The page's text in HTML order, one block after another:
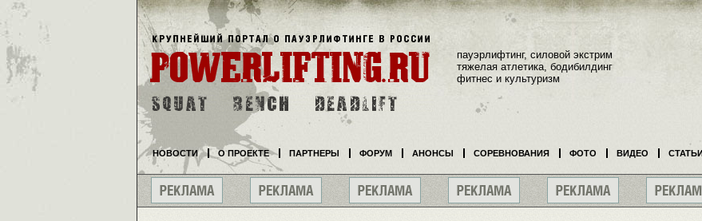
пауэрлифтинг, силовой экстрим
тяжелая атлетика, бодибилдинг
фитнес и культуризм
НОВОСТИ О ПРОЕКТЕ ПАРТНЕРЫ ФОРУМ АНОНСЫ СОРЕВНОВАНИЯ ФОТО ВИДЕО